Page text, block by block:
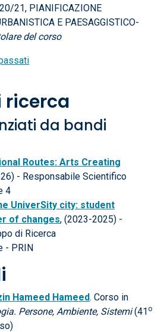
21, PIANIFICAZIONE
E PAESAGGISTICO-
del corso
ricerca
da bandi
Routes: Arts Creating
- Responsabile Scientifico
4
UniverSity city: student
of changes, (2023-2025) -
di Ricerca
- PRIN
Hameed Hameed. Corso in
Persone, Ambiente, Sistemi(41o